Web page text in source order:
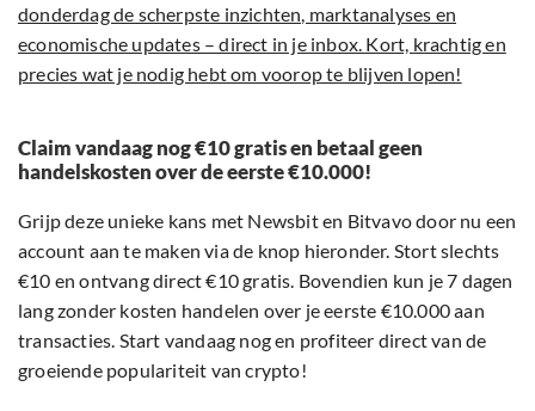
donderdag de scherpste inzichten, marktanalyses en
economische updates – direct in je inbox. Kort, krachtig en
precies wat je nodig hebt om voorop te blijven lopen!
Claim vandaag nog €10 gratis en betaal geen
handelskosten over de eerste €10.000!
Grijp deze unieke kans met Newsbit en Bitvavo door nu een
account aan te maken via de knop hieronder. Stort slechts
€10 en ontvang direct €10 gratis. Bovendien kun je 7 dagen
lang zonder kosten handelen over je eerste €10.000 aan
transacties. Start vandaag nog en profiteer direct van de
groeiende populariteit van crypto!